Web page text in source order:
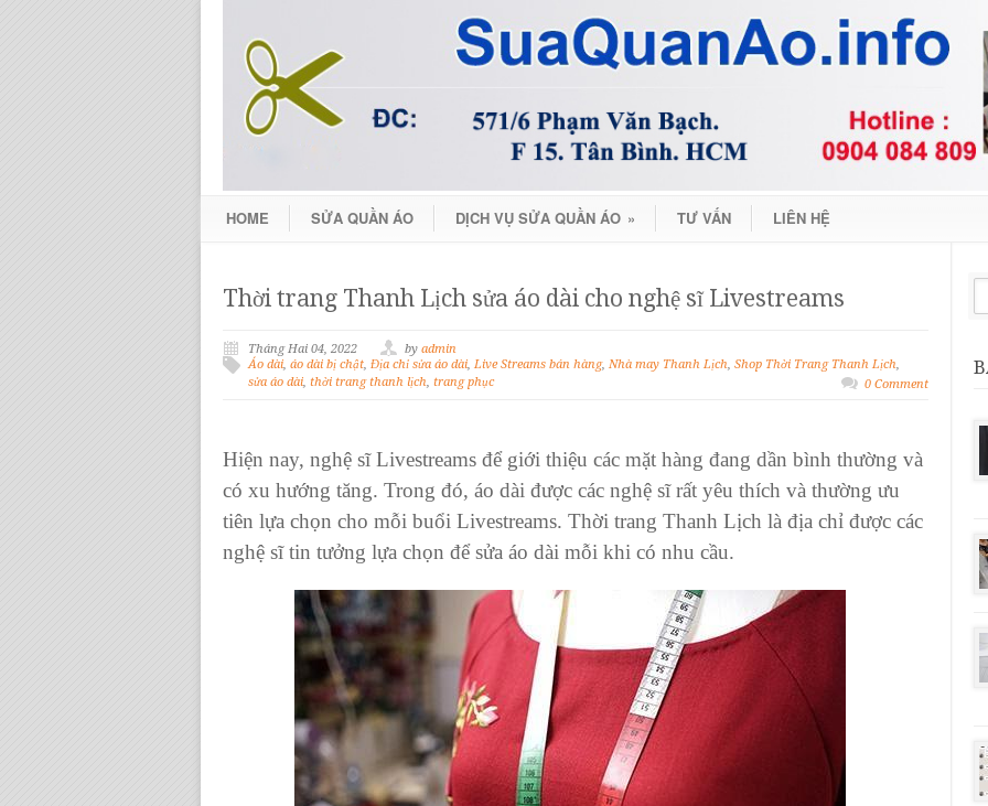
HOME SỬA QUẦN ÁO DỊCH VỤ SỬA QUẦN ÁO » TƯ VẤN LIÊN HỆ
Thời trang Thanh Lịch sửa áo dài cho nghệ sĩ Livestreams
Tháng Hai 04, 2022 by admin
Áo dài, áo dài bị chật, Địa chỉ sửa áo dài, Live Streams bán hàng, Nhà may Thanh Lịch, Shop Thời Trang Thanh Lịch,
sửa áo dài, thời trang thanh lịch, trang phục 0 Comment
Hiện nay, nghệ sĩ Livestreams để giới thiệu các mặt hàng đang dần bình thường và
có xu hướng tăng. Trong đó, áo dài được các nghệ sĩ rất yêu thích và thường ưu
tiên lựa chọn cho mỗi buổi Livestreams. Thời trang Thanh Lịch là địa chỉ được các
nghệ sĩ tin tưởng lựa chọn đểsửa áo dài mỗi khi có nhu cầu.